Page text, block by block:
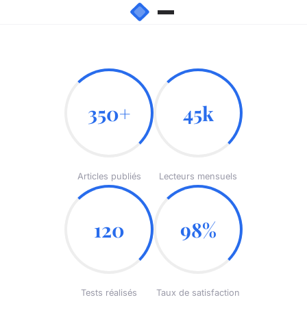
350+
Articles publiés
45k
Lecteurs mensuels
120
Tests réalisés
98%
Taux de satisfaction